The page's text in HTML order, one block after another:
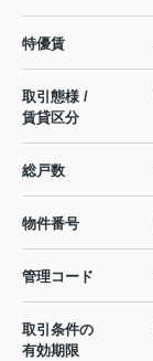
特優賃
取引態様 /
賃貸区分
総戸数
物件番号
管理コード
取引条件の
有効期限